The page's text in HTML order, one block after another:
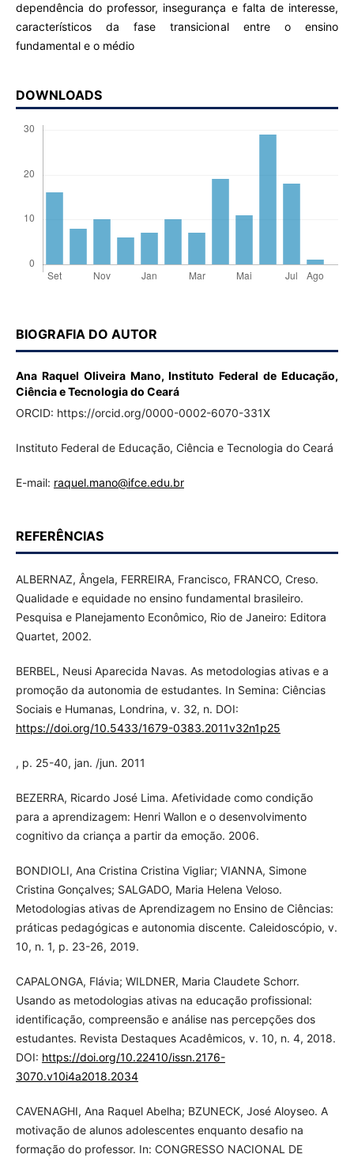
dependência do professor, insegurança e falta de interesse,
característicos da fase transicional entre o ensino
fundamental e o médio
DOWNLOADS
BIOGRAFIA DO AUTOR
Ana Raquel Oliveira Mano,Instituto Federal de Educação,
Ciência e Tecnologia do Ceará
ORCID: https://orcid.org/0000-0002-6070-331X
Instituto Federal de Educação, Ciência e Tecnologia do Ceará
E-mail: raquel.mano@ifce.edu.br
REFERÊNCIAS
ALBERNAZ, Ângela, FERREIRA, Francisco, FRANCO, Creso.
Qualidade e equidade no ensino fundamental brasileiro.
Pesquisa e Planejamento Econômico, Rio de Janeiro: Editora
Quartet, 2002.
BERBEL, Neusi Aparecida Navas. As metodologias ativas e a
promoção da autonomia de estudantes. In Semina: Ciências
Sociais e Humanas, Londrina, v. 32, n. DOI:
https://doi.org/10.5433/1679-0383.2011v32n1p25
, p. 25-40, jan. /jun. 2011
BEZERRA, Ricardo José Lima. Afetividade como condição
para a aprendizagem: Henri Wallon e o desenvolvimento
cognitivo da criança a partir da emoção. 2006.
BONDIOLI, Ana Cristina Cristina Vigliar; VIANNA, Simone
Cristina Gonçalves; SALGADO, Maria Helena Veloso.
Metodologias ativas de Aprendizagem no Ensino de Ciências:
práticas pedagógicas e autonomia discente. Caleidoscópio, v.
10, n. 1, p. 23-26, 2019.
CAPALONGA, Flávia; WILDNER, Maria Claudete Schorr.
Usando as metodologias ativas na educação profissional:
identificação, compreensão e análise nas percepções dos
estudantes. Revista Destaques Acadêmicos, v. 10, n. 4, 2018.
DOI: https://doi.org/10.22410/issn.2176-
3070.v10i4a2018.2034
CAVENAGHI, Ana Raquel Abelha; BZUNECK, José Aloyseo. A
motivação de alunos adolescentes enquanto desafio na
formação do professor. In: CONGRESSO NACIONAL DE